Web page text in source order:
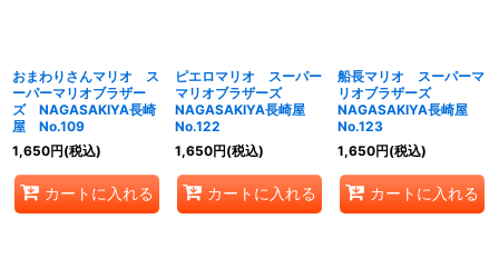
おまわりさんマリオ ス
ーパーマリオブラザー
ズ NAGASAKIYA長崎
屋 No.109
1,650円(税込)
カートに入れる
ピエロマリオ スーパー
マリオブラザーズ
NAGASAKIYA長崎屋
No.122
1,650円(税込)
カートに入れる
船長マリオ スーパーマ
リオブラザーズ
NAGASAKIYA長崎屋
No.123
1,650円(税込)
カートに入れる